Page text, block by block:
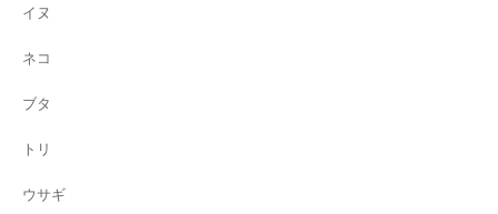
イヌ
ネコ
ブタ
トリ
ウサギ